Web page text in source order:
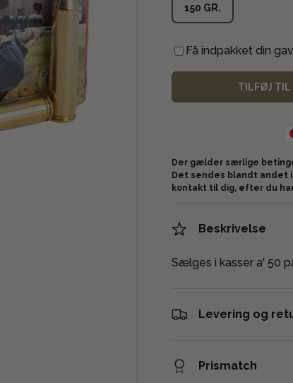
150 GR.
Få indpakket din
TILFØJ TIL
Der gælder særlige
Det sendes blandt andet
kontakt til dig, efter du
Beskrivelse
Sælges i kasser a' 50
Levering og
Prismatch